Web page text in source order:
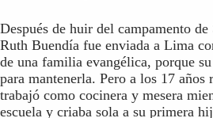
Después de huir del campamento
Ruth Buendía fue enviada a Lima
de una familia evangélica, porque
para mantenerla. Pero a los 17
trabajó como cocinera y mesera
escuela y criaba sola a su primera